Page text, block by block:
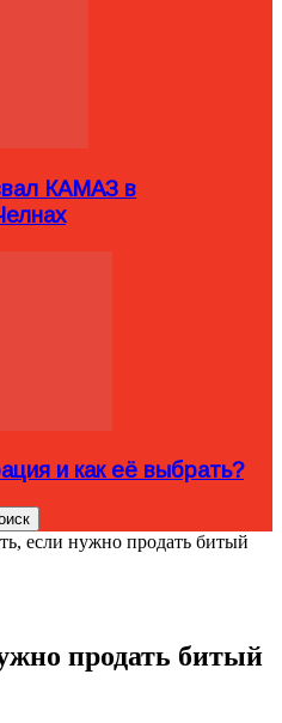
КАМАЗ в
и как её выбрать?
если нужно продать битый
продать битый